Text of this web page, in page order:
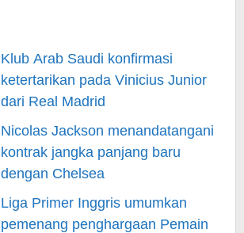
Klub Arab Saudi konfirmasi
ketertarikan pada Vinicius Junior
dari Real Madrid
Nicolas Jackson menandatangani
kontrak jangka panjang baru
dengan Chelsea
Liga Primer Inggris umumkan
pemenang penghargaan Pemain